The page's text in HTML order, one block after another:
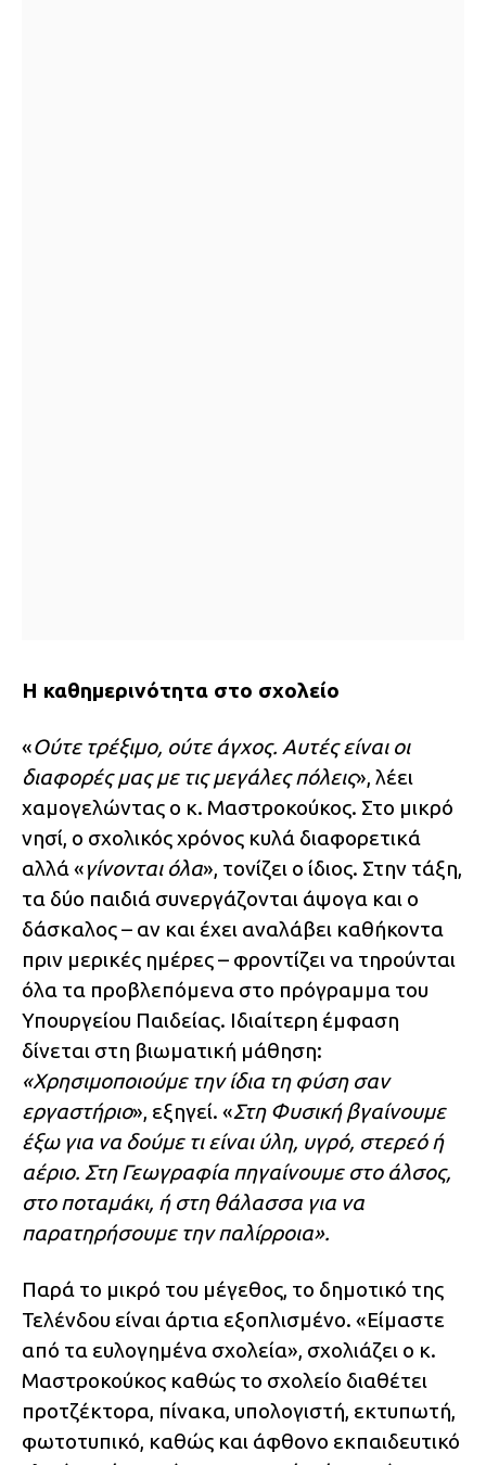
Η καθημερινότητα στο σχολείο
«Ούτε τρέξιμο, ούτε άγχος. Αυτές είναι οι
διαφορές μας με τις μεγάλες πόλεις», λέει
χαμογελώντας ο κ. Μαστροκούκος. Στο μικρό
νησί, ο σχολικός χρόνος κυλά διαφορετικά
αλλά «γίνονται όλα», τονίζει ο ίδιος. Στην τάξη,
τα δύο παιδιά συνεργάζονται άψογα και ο
δάσκαλος – αν και έχει αναλάβει καθήκοντα
πριν μερικές ημέρες – φροντίζει να τηρούνται
όλα τα προβλεπόμενα στο πρόγραμμα του
Υπουργείου Παιδείας. Ιδιαίτερη έμφαση
δίνεται στη βιωματική μάθηση:
«Χρησιμοποιούμε την ίδια τη φύση σαν
εργαστήριο», εξηγεί. «Στη Φυσική βγαίνουμε
έξω για να δούμε τι είναι ύλη, υγρό, στερεό ή
αέριο. Στη Γεωγραφία πηγαίνουμε στο άλσος,
στο ποταμάκι, ή στη θάλασσα για να
παρατηρήσουμε την παλίρροια».
Παρά το μικρό του μέγεθος, το δημοτικό της
Τελένδου είναι άρτια εξοπλισμένο. «Είμαστε
από τα ευλογημένα σχολεία», σχολιάζει ο κ.
Μαστροκούκος καθώς το σχολείο διαθέτει
προτζέκτορα, πίνακα, υπολογιστή, εκτυπωτή,
φωτοτυπικό, καθώς και άφθονο εκπαιδευτικό